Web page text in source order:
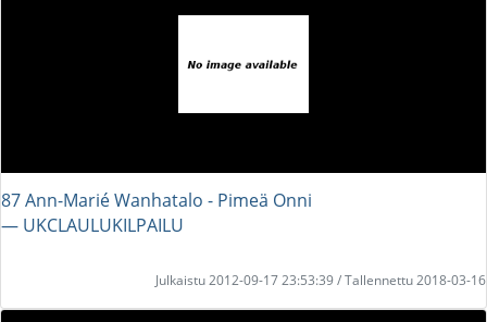
87 Ann-Marié Wanhatalo - Pimeä Onni
― UKCLAULUKILPAILU
Julkaistu 2012-09-17 23:53:39 / Tallennettu 2018-03-16